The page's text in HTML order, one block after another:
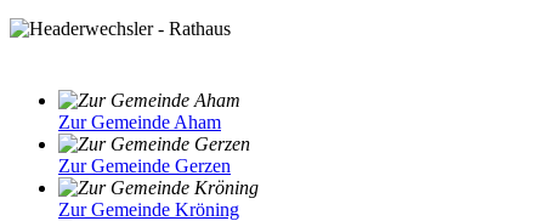
Zur Gemeinde Aham
Zur Gemeinde Gerzen
Zur Gemeinde Kröning